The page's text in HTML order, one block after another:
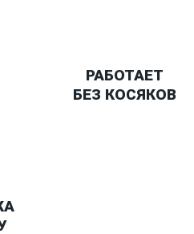
РАБОТАЕТ
БЕЗ КОСЯКОВ